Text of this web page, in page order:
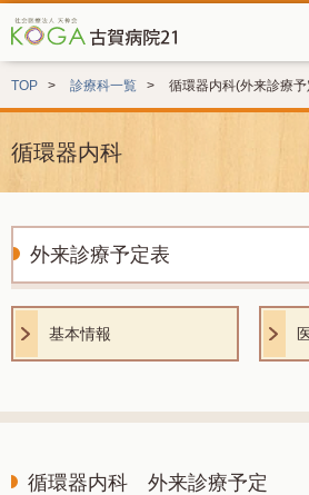
TOP 診療科一覧 循環器内科(外来診療
循環器内科
外来診療予定表
基本情報
循環器内科 外来診療予定